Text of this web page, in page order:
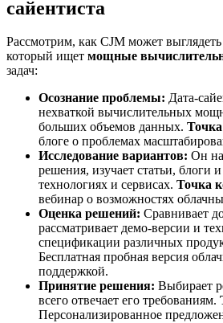
сайентиста
Рассмотрим, как CJM может выглядеть
который ищет мощные
задач:
Осознание проблемы: Дата-
нехваткой вычислительных
больших объемов данных.
блоге о проблемах
Исследование вариантов: Он
решения, изучает статьи, блоги
технологиях и сервисах. Точка
вебинар о возможностях
Оценка решений: Сравнивает
рассматривает демо-версии и
спецификации различных
Бесплатная пробная версия
поддержкой.
Принятие решения: Выбирает
всего отвечает его требованиям.
Персонализированное